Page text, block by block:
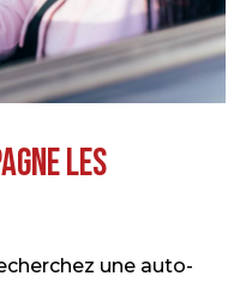
les
une auto-